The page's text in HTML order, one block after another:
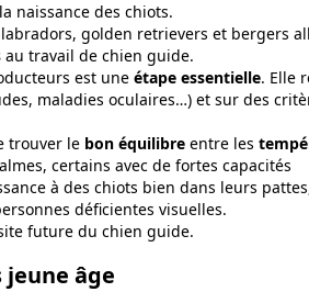
naissance des chiots.
golden retrievers et bergers
au travail de chien guide.
est une étape essentielle. Elle
maladies oculaires…) et sur des
trouver le bon équilibreentre les
certains avec de fortes capacités
à des chiots bien dans leurs
déficientes visuelles.
future du chien guide.
jeune âge